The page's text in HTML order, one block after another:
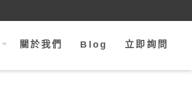
關於我們 Blog 立即詢問